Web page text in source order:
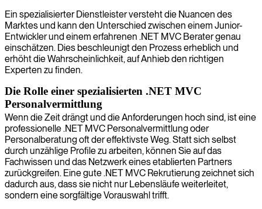
Ein spezialisierter Dienstleister versteht die Nuancen des
Marktes und kann den Unterschied zwischen einem Junior-
Entwickler und einem erfahrenen .NET MVC Berater genau
einschätzen. Dies beschleunigt den Prozess erheblich und
erhöht die Wahrscheinlichkeit, auf Anhieb den richtigen
Experten zu finden.
Die Rolle einer spezialisierten .NET MVC
Personalvermittlung
Wenn die Zeit drängt und die Anforderungen hoch sind, ist eine
professionelle .NET MVC Personalvermittlung oder
Personalberatung oft der effektivste Weg. Statt sich selbst
durch unzählige Profile zu arbeiten, können Sie auf das
Fachwissen und das Netzwerk eines etablierten Partners
zurückgreifen. Eine gute .NET MVC Rekrutierung zeichnet sich
dadurch aus, dass sie nicht nur Lebensläufe weiterleitet,
sondern eine sorgfältige Vorauswahl trifft.